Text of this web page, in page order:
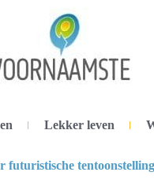
Lekker leven
futuristische